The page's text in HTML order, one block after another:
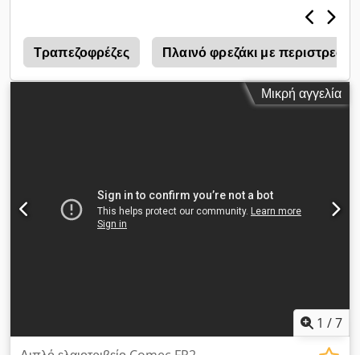
Τραπεζοφρέζες Πλαινό φρεζάκι με
Μικρή αγγελία
1 /7